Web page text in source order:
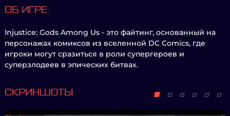
ОБ ИГРЕ
Injustice: Gods Among Us - это файтинг, основанный на
персонажах комиксов из вселенной DC Comics, где
игроки могут сразиться в роли супергероев и
суперзлодеев в эпических битвах.
СКРИНШОТЫ